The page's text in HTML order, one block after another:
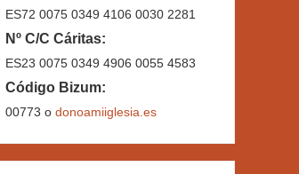
ES72 0075 0349 4106 0030 2281
Nº C/C Cáritas:
ES23 0075 0349 4906 0055 4583
Código Bizum:
00773 o donoamiiglesia.es